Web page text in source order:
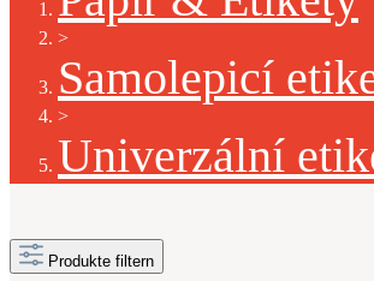
>
Samolepicí
>
Univerzální
Produkte filtern